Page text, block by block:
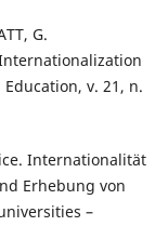
G.
v. 21, n.
Internationalität
Erhebung von
–